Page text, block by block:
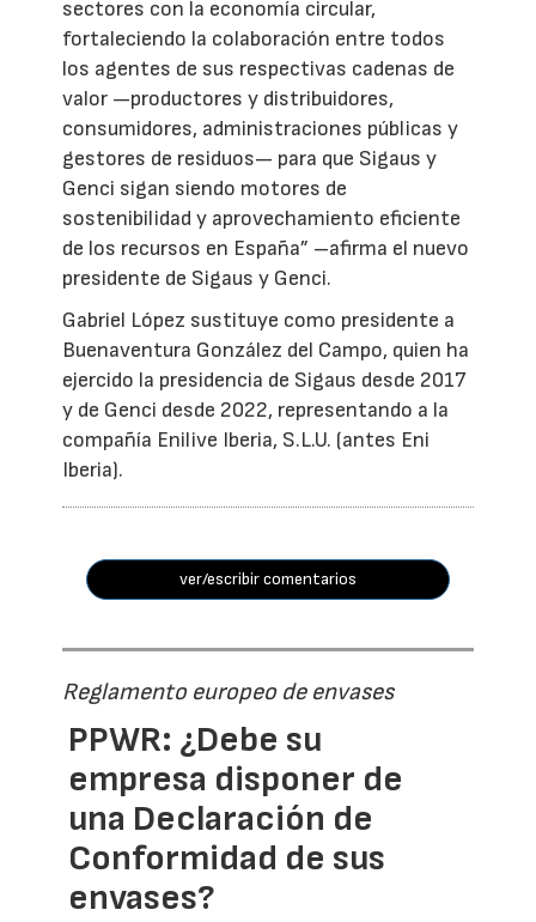
sectores con la economía circular,
fortaleciendo la colaboración entre todos
los agentes de sus respectivas cadenas de
valor —productores y distribuidores,
consumidores, administraciones públicas y
gestores de residuos— para que Sigaus y
Genci sigan siendo motores de
sostenibilidad y aprovechamiento eficiente
de los recursos en España” –afirma el nuevo
presidente de Sigaus y Genci.
Gabriel López sustituye como presidente a
Buenaventura González del Campo, quien ha
ejercido la presidencia de Sigaus desde 2017
y de Genci desde 2022, representando a la
compañía Enilive Iberia, S.L.U. (antes Eni
Iberia).
ver/escribir comentarios
Reglamento europeo de envases
PPWR: ¿Debe su
empresa disponer de
una Declaración de
Conformidad de sus
envases?